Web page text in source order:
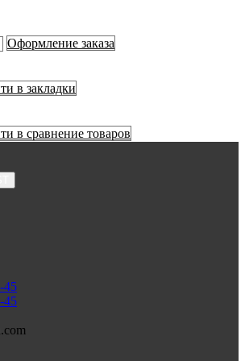
Оформление заказа
в закладки
в сравнение товаров
45
45